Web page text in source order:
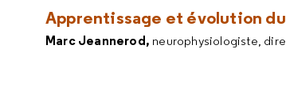
Apprentissage et évolution
Marc Jeannerod, neurophysiologiste,